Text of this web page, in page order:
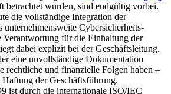
betrachtet wurden, sind endgültig vorbei.
die vollständige Integration der
unternehmensweite Cybersicherheits-
Verantwortung für die Einhaltung der
dabei explizit bei der Geschäftsleitung.
eine unvollständige Dokumentation
rechtliche und finanzielle Folgen haben –
der Geschäftsführung.
ist durch die internationale ISO/IEC